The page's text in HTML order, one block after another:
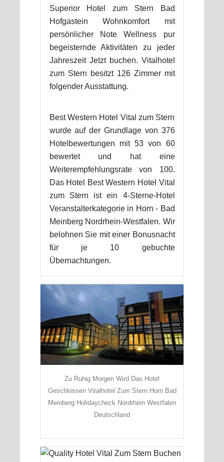
Superior Hotel zum Stern Bad
Hofgastein Wohnkomfort mit
persönlicher Note Wellness pur
begeisternde Aktivitäten zu jeder
Jahreszeit Jetzt buchen. Vitalhotel
zum Stern besitzt 126 Zimmer mit
folgender Ausstattung.
Best Western Hotel Vital zum Stern
wurde auf der Grundlage von 376
Hotelbewertungen mit 53 von 60
bewertet und hat eine
Weiterempfehlungsrate von 100.
Das Hotel Best Western Hotel Vital
zum Stern ist ein 4-Sterne-Hotel
Veranstalterkategorie in Horn - Bad
Meinberg Nordrhein-Westfalen. Wir
belohnen Sie mit einer Bonusnacht
für je 10 gebuchte
Übernachtungen.
Zu Ruhig Morgen Wird Das Hotel
Geschlossen Vitalhotel Zum Stern Horn Bad
Meinberg Holidaycheck Nordrhein Westfalen
Deutschland